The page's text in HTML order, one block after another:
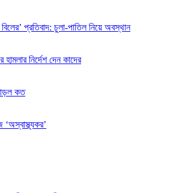
প্রতিবাদ: চুলা-পাতিল নিয়ে অবস্থান
হামলার নির্দেশ দেন কাদের
কত
‘অস্বাস্থ্যকর’